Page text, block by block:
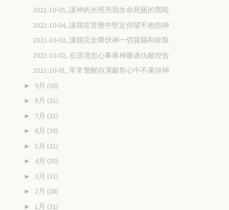
2021-10-05, 讓神的光照亮我生命死蔭的黑暗
2021-10-04, 讓我在苦難中堅定仰望不抱怨神
2021-10-03, 讓我完全降伏神一切賞賜和收取
2021-10-02, 在逆境忠心事奉神勝過仇敵控告
2021-10-01, 常常警醒自潔獻祭心中不棄掉神
► 9月 (30)
► 8月 (31)
► 7月 (31)
► 6月 (30)
► 5月 (31)
► 4月 (30)
► 3月 (31)
► 2月 (28)
► 1月 (31)